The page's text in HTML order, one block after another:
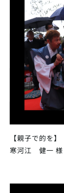
【親子で的を】
寒河江 健一 様